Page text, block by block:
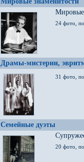
Мировые
24 фото,
Драмы-мистерии,
31 фото,
Семейные дуэты
20 фото,